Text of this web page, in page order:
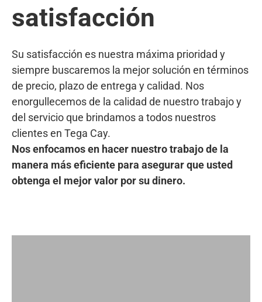
satisfacción
Su satisfacción es nuestra máxima prioridad y
siempre buscaremos la mejor solución en términos
de precio, plazo de entrega y calidad. Nos
enorgullecemos de la calidad de nuestro trabajo y
del servicio que brindamos a todos nuestros
clientes en Tega Cay.
Nos enfocamos en hacer nuestro trabajo de la
manera más eficiente para asegurar que usted
obtenga el mejor valor por su dinero.